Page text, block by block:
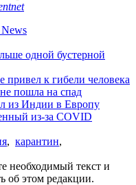
одной бустерной
к гибели человека
пошла на спад
из Индии в Европу
из-за COVID
, карантин,
необходимый текст и
об этом редакции.